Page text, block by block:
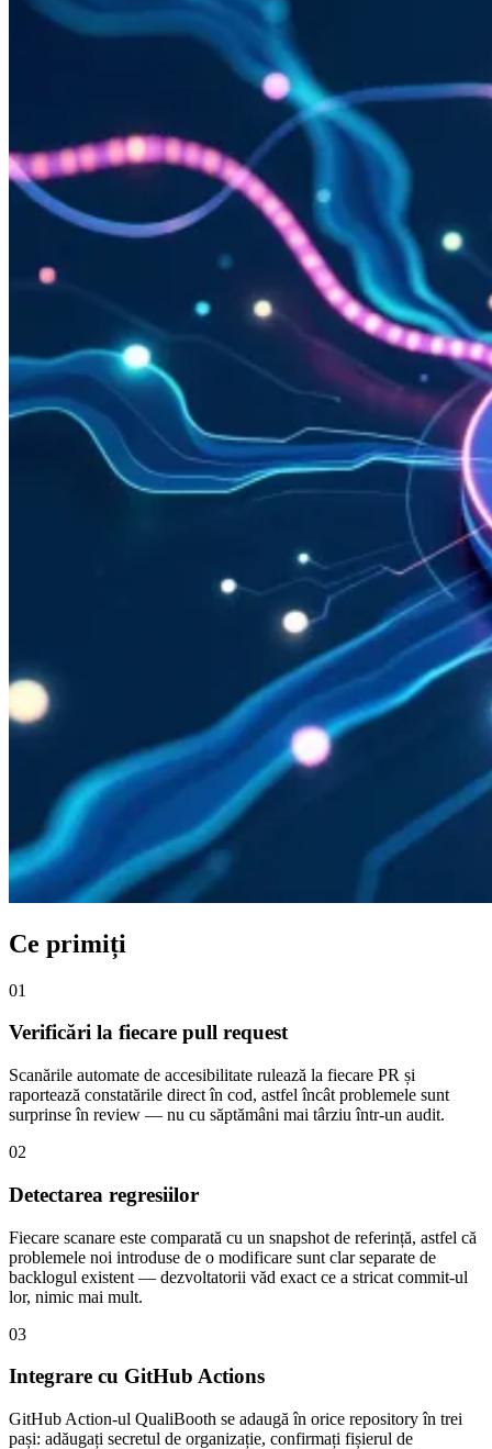
Ce primiți
01
Verificări la fiecare pull request
Scanările automate de accesibilitate rulează la fiecare PR și
raportează constatările direct în cod, astfel încât problemele sunt
surprinse în review — nu cu săptămâni mai târziu într-un audit.
02
Detectarea regresiilor
Fiecare scanare este comparată cu un snapshot de referință, astfel că
problemele noi introduse de o modificare sunt clar separate de
backlogul existent — dezvoltatorii văd exact ce a stricat commit-ul
lor, nimic mai mult.
03
Integrare cu GitHub Actions
GitHub Action-ul QualiBooth se adaugă în orice repository în trei
pași: adăugați secretul de organizație, confirmați fișierul de